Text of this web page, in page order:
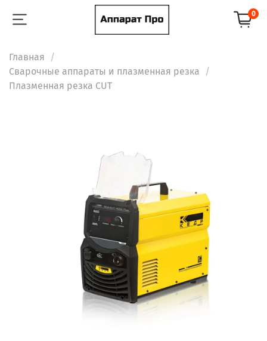
0
Главная
Сварочные аппараты и плазменная резка
Плазменная резка CUT